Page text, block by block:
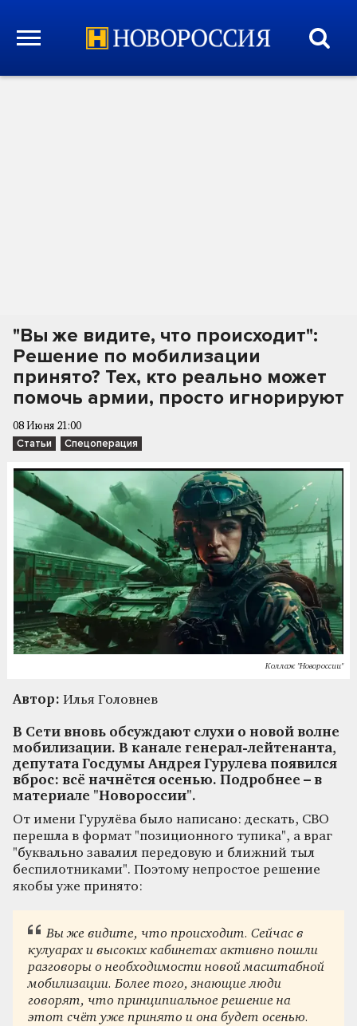
"Вы же видите, что происходит":
Решение по мобилизации
принято? Тех, кто реально может
помочь армии, просто игнорируют
08 Июня 21:00
Статьи Спецоперация
Коллаж "Новороссии"
Автор: Илья Головнев
В Сети вновь обсуждают слухи о новой волне
мобилизации. В канале генерал-лейтенанта,
депутата Госдумы Андрея Гурулева появился
вброс: всё начнётся осенью. Подробнее – в
материале "Новороссии".
От имени Гурулёва было написано: дескать, СВО
перешла в формат "позиционного тупика", а враг
"буквально завалил передовую и ближний тыл
беспилотниками". Поэтому непростое решение
якобы уже принято:
Вы же видите, что происходит. Сейчас в
кулуарах и высоких кабинетах активно пошли
разговоры о необходимости новой масштабной
мобилизации. Более того, знающие люди
говорят, что принципиальное решение на
этот счёт уже принято и она будет осенью.